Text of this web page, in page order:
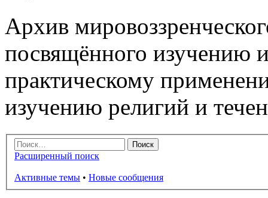
Архив
посвящённого изучению
практическому
изучению религий и
Расширенный поиск
Активные темы • Новые сообщения